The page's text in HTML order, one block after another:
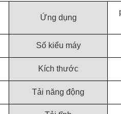
Ứng dụng
Số kiểu máy
Kích thước
Tải năng động